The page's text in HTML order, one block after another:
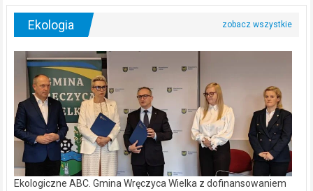
Ekologia
Ekologiczne ABC. Gmina Wręczyca Wielka z dofinansowaniem